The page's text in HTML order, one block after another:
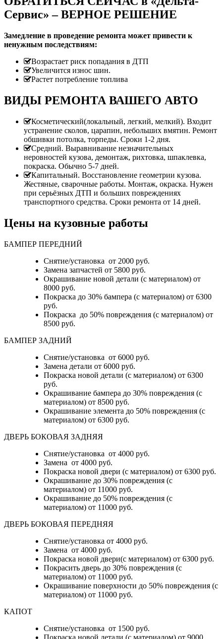
Сервис» – ВЕРНОЕ РЕШЕНИЕ
Замедление в проведение ремонта может привести к
ненужным последствиям:
Возрастает риск попадания в ДТП
Увеличится износ шин.
Растет потребление топлива
ВИДЫ РЕМОНТА ВАШЕГО АВТО
Косметический(локальный, легкий, мелкий). Входит
устранение сколов, царапин, небольших вмятин. Ремонт
обшивки потолка, торпеды. Сроки 1-2 дня.
Средний. Выравнивание незначительных
неровностей кузова, демонтаж, рихтовка, шпаклевка,
покраска. Обычно 5-7 дней.
Капитальный. Восстановление геометрии кузова.
Жестяные, сварочные работы. Монтаж, окраска. Нужен
при серьёзных ДТП и больших повреждениях
транспортного средства. Сроки ремонта от 14 дней.
Цены на кузовные работы
БАМПЕР ПЕРЕДНИЙ
Снятие/установка от 2000 руб.
Замена запчастей от 5800 руб.
Окрашивание новой детали (с материалом) от
8000 руб.
Покраска до 30% бампера (с материалом) от 6300
руб.
Покраска до 50% повреждения (с материалом) от
8500 руб.
БАМПЕР ЗАДНИЙ
Снятие/установка от 6000 руб.
Замена детали от 6000 руб.
Покраска новой детали (с материалом) от 6300
руб.
Окрашивание бампера до 30% повреждения (с
материалом) от 8500 руб.
Окрашивание элемента до 50% повреждения (с
материалом) от 6300 руб.
ДВЕРЬ БОКОВАЯ ЗАДНЯЯ
Снятие/установка от 4000 руб.
Замена от 4000 руб.
Покраска новой двери (с материалом) от 6300 руб.
Окрашивание до 30% повреждения (с
материалом) от 11000 руб.
Окрашивание до 50% повреждения (с
материалом) от 11000 руб.
ДВЕРЬ БОКОВАЯ ПЕРЕДНЯЯ
Снятие/установка от 4000 руб.
Замена от 4000 руб.
Покраска новой двери(с материалом) от 6300 руб.
Покрасить дверь до 30% повреждения (с
материалом) от 11000 руб.
Окрашивание поверхности до 50% повреждения (с
материалом) от 11000 руб.
КАПОТ
Снятие/установка от 1500 руб.
Покраска новой детали (с материалом) от 9000